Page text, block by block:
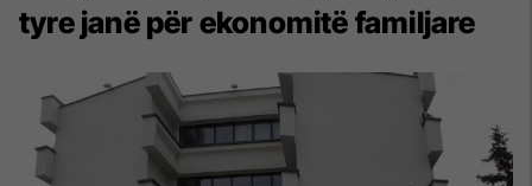
tyre janë për ekonomitë familjare